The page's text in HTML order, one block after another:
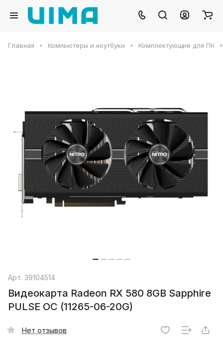
Главная Компьютеры и ноутбуки Комплектующие для ПК
Арт. 39104514
Видеокарта Radeon RX 580 8GB Sapphire
PULSE OC (11265-06-20G)
Нет отзывов